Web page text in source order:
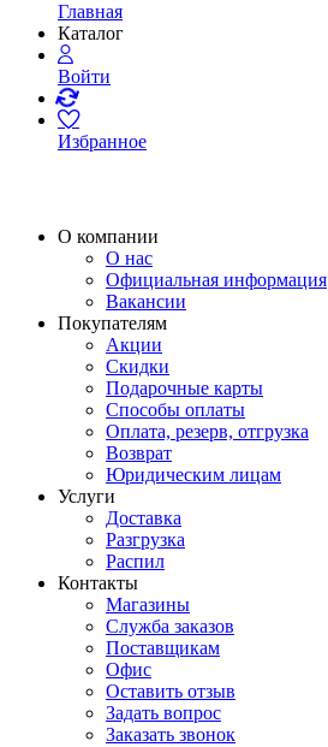
Главная
Каталог
Войти
Избранное
О компании
О нас
Официальная информация
Вакансии
Покупателям
Акции
Скидки
Подарочные карты
Способы оплаты
Оплата, резерв, отгрузка
Возврат
Юридическим лицам
Услуги
Доставка
Разгрузка
Распил
Контакты
Магазины
Служба заказов
Поставщикам
Офис
Оставить отзыв
Задать вопрос
Заказать звонок